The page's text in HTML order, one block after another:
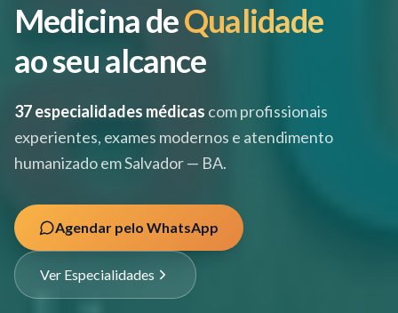
Medicina deQualidade
ao seu alcance
37 especialidades médicas com profissionais
experientes, exames modernos e atendimento
humanizado em Salvador — BA.
Agendar pelo WhatsApp
Ver Especialidades